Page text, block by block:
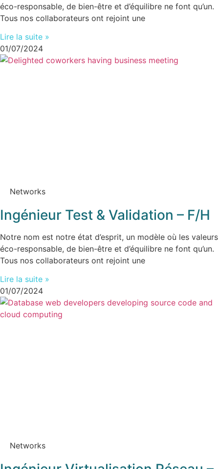
éco-responsable, de bien-être et d’équilibre ne font qu’un.
Tous nos collaborateurs ont rejoint une
Lire la suite »
01/07/2024
Networks
Ingénieur Test & Validation – F/H
Notre nom est notre état d’esprit, un modèle où les valeurs
éco-responsable, de bien-être et d’équilibre ne font qu’un.
Tous nos collaborateurs ont rejoint une
Lire la suite »
01/07/2024
Networks